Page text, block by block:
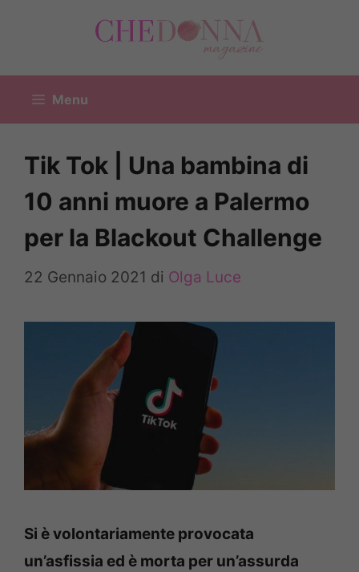
Menu
Tik Tok | Una bambina di
10 anni muore a Palermo
per la Blackout Challenge
22 Gennaio 2021 di Olga Luce
Si è volontariamente provocata
un’asfissia ed è morta per un’assurda